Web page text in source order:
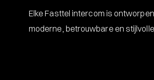
Elke Fasttel intercom is
moderne, betrouwbare en